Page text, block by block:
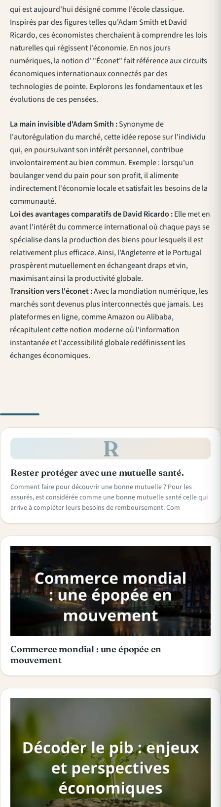
qui est aujourd'hui désigné comme l'école classique.
Inspirés par des figures telles qu'Adam Smith et David
Ricardo, ces économistes cherchaient à comprendre les lois
naturelles qui régissent l'économie. En nos jours
numériques, la notion d' "Éconet" fait référence aux circuits
économiques internationaux connectés par des
technologies de pointe. Explorons les fondamentaux et les
évolutions de ces pensées.
La main invisible d'Adam Smith :Synonyme de
l'autorégulation du marché, cette idée repose sur l'individu
qui, en poursuivant son intérêt personnel, contribue
involontairement au bien commun. Exemple : lorsqu'un
boulanger vend du pain pour son profit, il alimente
indirectement l'économie locale et satisfait les besoins de la
communauté.
Loi des avantages comparatifs de David Ricardo :Elle met en
avant l'intérêt du commerce international où chaque pays se
spécialise dans la production des biens pour lesquels il est
relativement plus efficace. Ainsi, l'Angleterre et le Portugal
prospèrent mutuellement en échangeant draps et vin,
maximisant ainsi la productivité globale.
Transition vers l'éconet :Avec la mondiation numérique, les
marchés sont devenus plus interconnectés que jamais. Les
plateformes en ligne, comme Amazon ou Alibaba,
récapitulent cette notion moderne où l'information
instantanée et l'accessibilité globale redéfinissent les
échanges économiques.
R
Rester protéger avec une mutuelle santé.
Comment faire pour découvrir une bonne mutuelle ? Pour les
assurés, est considérée comme une bonne mutuelle santé celle qui
arrive à compléter leurs besoins de remboursement. Com
Commerce mondial : une épopée en
mouvement